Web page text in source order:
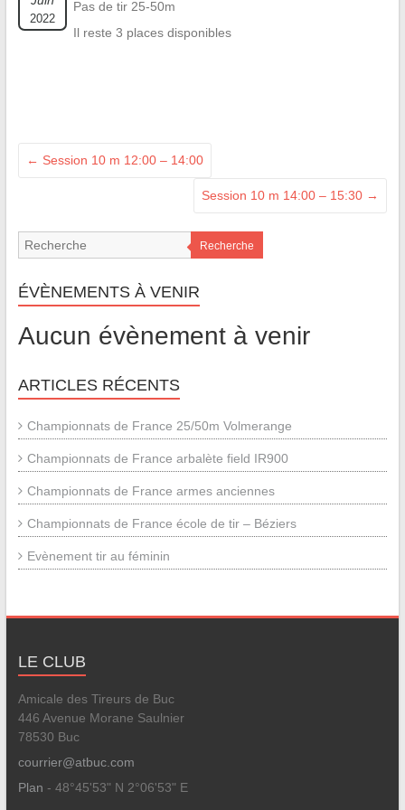
2022
Pas de tir 25-50m
Il reste 3 places disponibles
← Session 10 m 12:00 – 14:00
Session 10 m 14:00 – 15:30 →
Recherche
ÉVÈNEMENTS À VENIR
Aucun évènement à venir
ARTICLES RÉCENTS
Championnats de France 25/50m Volmerange
Championnats de France arbalète field IR900
Championnats de France armes anciennes
Championnats de France école de tir – Béziers
Evènement tir au féminin
LE CLUB
Amicale des Tireurs de Buc
446 Avenue Morane Saulnier
78530 Buc
courrier@atbuc.com
Plan - 48°45'53" N 2°06'53" E